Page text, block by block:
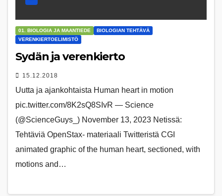
01. BIOLOGIA JA MAANTIEDE
BIOLOGIAN TEHTÄVÄ
VERENKIERTOELIMISTÖ
Sydän ja verenkierto
15.12.2018
Uutta ja ajankohtaista Human heart in motion
pic.twitter.com/8K2sQ8SIvR — Science
(@ScienceGuys_) November 13, 2023 Netissä:
Tehtäviä OpenStax- materiaali Twitteristä CGI
animated graphic of the human heart, sectioned, with
motions and…